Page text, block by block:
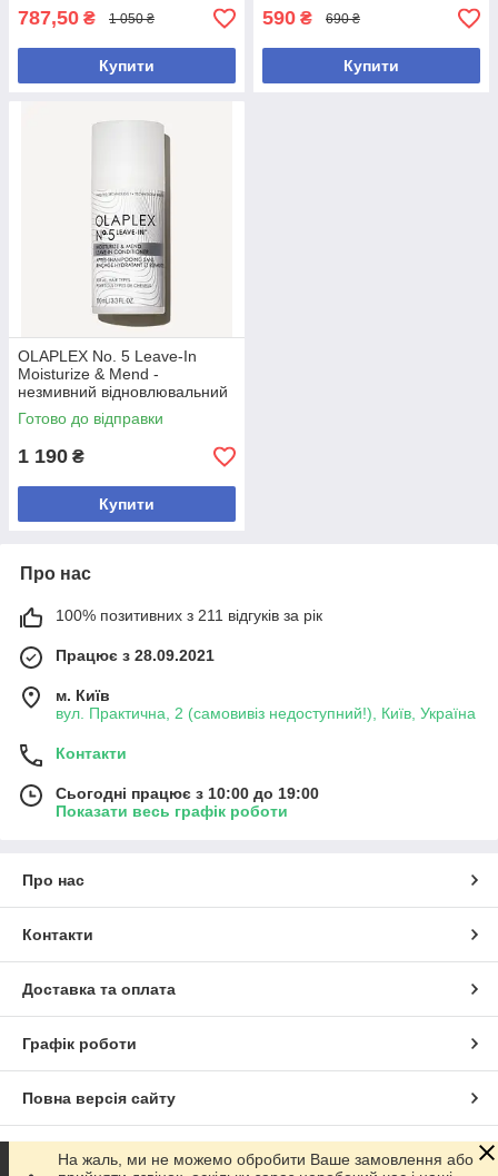
787,50 ₴ 1 050 ₴
Купити
590 ₴ 690 ₴
Купити
OLAPLEX No. 5 Leave-In
Moisturize & Mend -
незмивний відновлювальний
кондиціонер для волосся,
100 мл
Готово до відправки
1 190 ₴
Купити
Про нас
100% позитивних з 211 відгуків за рік
Працює з 28.09.2021
м. Київ
вул. Практична, 2 (самовивіз недоступний!), Київ, Україна
Контакти
Сьогодні працює з 10:00 до 19:00
Показати весь графік роботи
Про нас
Контакти
Доставка та оплата
Графік роботи
Повна версія сайту
Сайт створено на маркетплейсіProm.ua
На жаль, ми не можемо обробити Ваше замовлення або